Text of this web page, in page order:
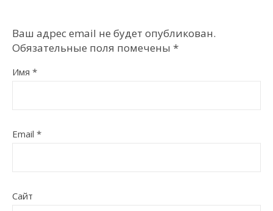
Ваш адрес email не будет опубликован.
Обязательные поля помечены *
Имя *
Email *
Сайт